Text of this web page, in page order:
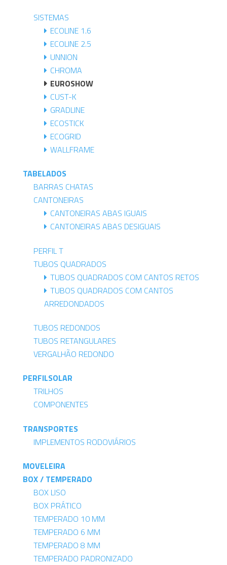
SISTEMAS
ECOLINE 1.6
ECOLINE 2.5
UNNION
CHROMA
EUROSHOW
CUST-K
GRADLINE
ECOSTICK
ECOGRID
WALLFRAME
TABELADOS
BARRAS CHATAS
CANTONEIRAS
CANTONEIRAS ABAS IGUAIS
CANTONEIRAS ABAS DESIGUAIS
PERFIL T
TUBOS QUADRADOS
TUBOS QUADRADOS COM CANTOS RETOS
TUBOS QUADRADOS COM CANTOS
ARREDONDADOS
TUBOS REDONDOS
TUBOS RETANGULARES
VERGALHÃO REDONDO
PERFILSOLAR
TRILHOS
COMPONENTES
TRANSPORTES
IMPLEMENTOS RODOVIÁRIOS
MOVELEIRA
BOX / TEMPERADO
BOX LISO
BOX PRÁTICO
TEMPERADO 10 MM
TEMPERADO 6 MM
TEMPERADO 8 MM
TEMPERADO PADRONIZADO